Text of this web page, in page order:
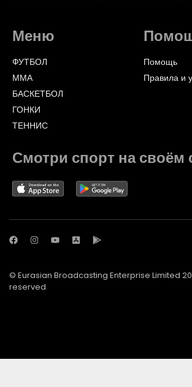
Меню
ФУТБОЛ
ММА
БАСКЕТБОЛ
ГОНКИ
ТЕННИС
Помощь
Правила и
Смотри спорт на
© Eurasian Broadcasting Enterprise Limited
reserved